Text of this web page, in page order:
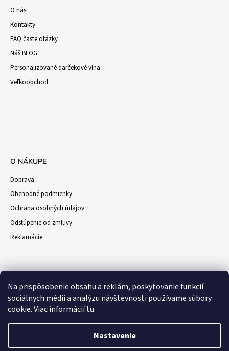
Na prispôsobenie obsahu a reklám, poskytovanie funkcií
sociálnych médií a analýzu návštevnosti používame súbory
cookie. Viac informáciítu.
Nastavenie
O nás
Kontakty
FAQ časte otázky
Náš BLOG
Personalizované darčekové vína
Veľkoobchod
O NÁKUPE
Doprava
Obchodné podmienky
Ochrana osobných údajov
Odstúpenie od zmluvy
Reklamácie